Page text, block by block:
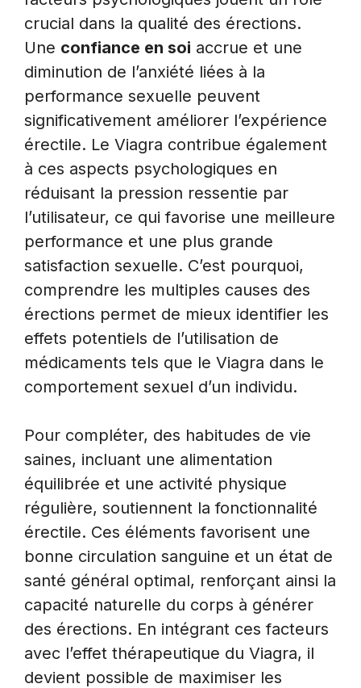
crucial dans la qualité des érections.
Une confiance en soi accrue et une
diminution de l’anxiété liées à la
performance sexuelle peuvent
significativement améliorer l’expérience
érectile. Le Viagra contribue également
à ces aspects psychologiques en
réduisant la pression ressentie par
l’utilisateur, ce qui favorise une meilleure
performance et une plus grande
satisfaction sexuelle. C’est pourquoi,
comprendre les multiples causes des
érections permet de mieux identifier les
effets potentiels de l’utilisation de
médicaments tels que le Viagra dans le
comportement sexuel d’un individu.
Pour compléter, des habitudes de vie
saines, incluant une alimentation
équilibrée et une activité physique
régulière, soutiennent la fonctionnalité
érectile. Ces éléments favorisent une
bonne circulation sanguine et un état de
santé général optimal, renforçant ainsi la
capacité naturelle du corps à générer
des érections. En intégrant ces facteurs
avec l’effet thérapeutique du Viagra, il
devient possible de maximiser les